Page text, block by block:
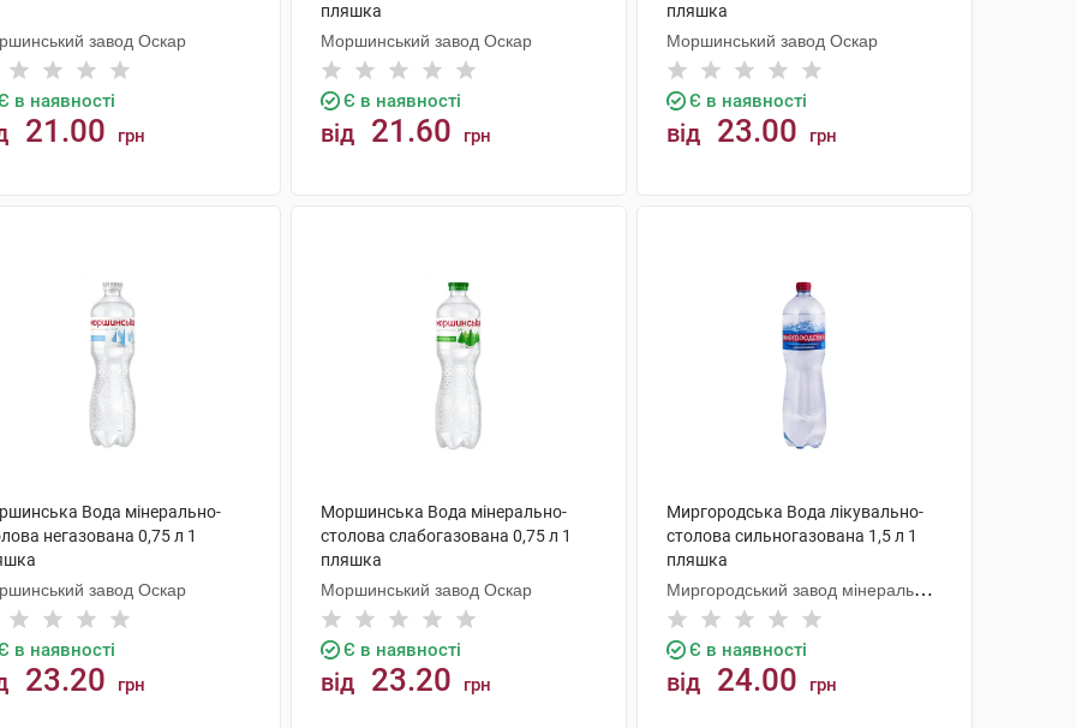
завод Оскар
в наявності
21.00 грн
пляшка
Моршинський завод Оскар
Є в наявності
від 21.60 грн
пляшка
Моршинський завод Оскар
Є в наявності
від 23.00 грн
Вода мінерально-
негазована 0,75 л 1
завод Оскар
в наявності
23.20 грн
Моршинська Вода мінерально-
столова слабогазована 0,75 л 1
пляшка
Моршинський завод Оскар
Є в наявності
від 23.20 грн
Миргородська Вода лікувально-
столова сильногазована 1,5 л 1
пляшка
Миргородський завод мінеральних
вод
Є в наявності
від 24.00 грн